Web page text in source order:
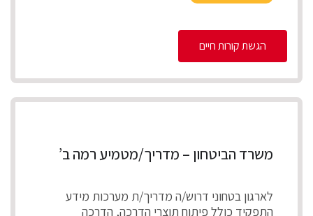
הגשת קורות חיים
משרד הביטחון – מדריך/מטמיע רמה ב’
לארגון בטחוני דרוש/ה מדריך/ת מערכות מידע
התפקיד כולל פיתוח תוצרי הדרכה, הדרכה